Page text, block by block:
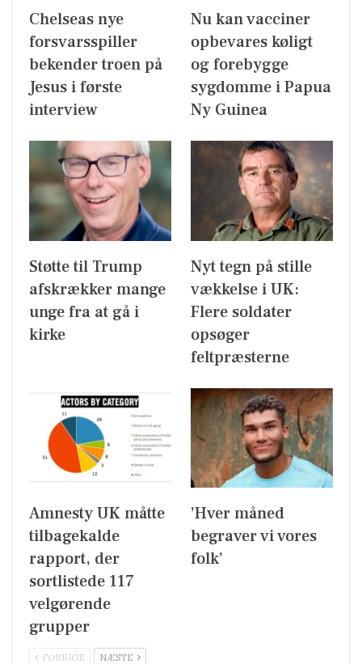
Chelseas nye
forsvarsspiller
bekender troen på
Jesus i første
interview
Nu kan vacciner
opbevares køligt
og forebygge
sygdomme i Papua
Ny Guinea
Støtte til Trump
afskrækker mange
unge fra at gå i
kirke
Nyt tegn på stille
vækkelse i UK:
Flere soldater
opsøger
feltpræsterne
Amnesty UK måtte
tilbagekalde
rapport, der
sortlistede 117
velgørende
grupper
’Hver måned
begraver vi vores
folk’
FORRIGE NÆSTE